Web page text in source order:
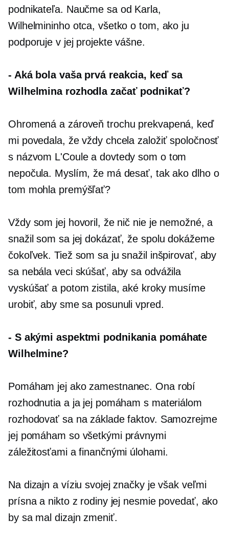
podnikateľa. Naučme sa od Karla,
Wilhelmininho otca, všetko o tom, ako ju
podporuje v jej projekte vášne.
- Aká bola vaša prvá reakcia, keď sa
Wilhelmina rozhodla začať podnikať?
Ohromená a zároveň trochu prekvapená, keď
mi povedala, že vždy chcela založiť spoločnosť
s názvom L'Coule a dovtedy som o tom
nepočula. Myslím, že má desať, tak ako dlho o
tom mohla premýšľať?
Vždy som jej hovoril, že nič nie je nemožné, a
snažil som sa jej dokázať, že spolu dokážeme
čokoľvek. Tiež som sa ju snažil inšpirovať, aby
sa nebála veci skúšať, aby sa odvážila
vyskúšať a potom zistila, aké kroky musíme
urobiť, aby sme sa posunuli vpred.
- S akými aspektmi podnikania pomáhate
Wilhelmine?
Pomáham jej ako zamestnanec. Ona robí
rozhodnutia a ja jej pomáham s materiálom
rozhodovať sa na základe faktov. Samozrejme
jej pomáham so všetkými právnymi
záležitosťami a finančnými úlohami.
Na dizajn a víziu svojej značky je však veľmi
prísna a nikto z rodiny jej nesmie povedať, ako
by sa mal dizajn zmeniť.